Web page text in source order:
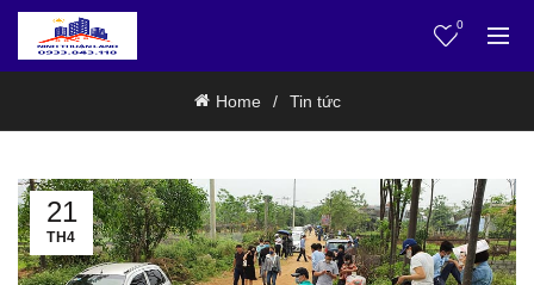
0
Home Tin tức
21
TH4